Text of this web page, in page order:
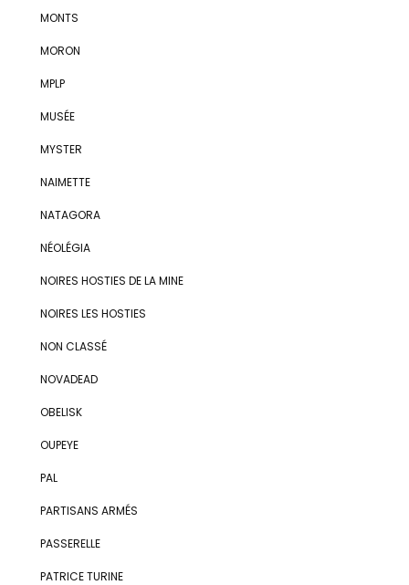
MONTS
MORON
MPLP
MUSÉE
MYSTER
NAIMETTE
NATAGORA
NÉOLÉGIA
NOIRES HOSTIES DE LA MINE
NOIRES LES HOSTIES
NON CLASSÉ
NOVADEAD
OBELISK
OUPEYE
PAL
PARTISANS ARMÉS
PASSERELLE
PATRICE TURINE